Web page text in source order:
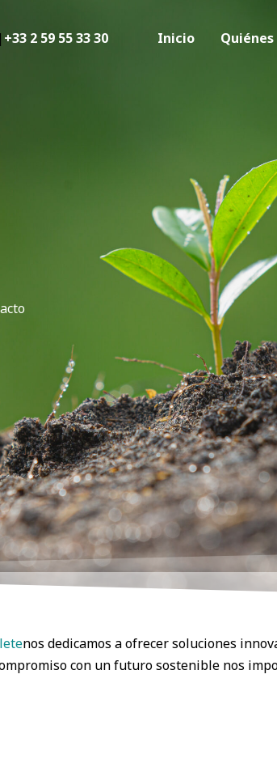
| +33 2 59 55 33 30 Inicio
nos dedicamos a ofrecer soluciones
con un futuro sostenible nos